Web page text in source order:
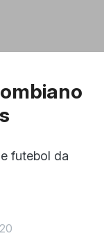
futebol da